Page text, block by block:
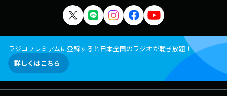
ラジコプレミアムに登録すると日本全国のラジオが聴き放題！
詳しくはこちら